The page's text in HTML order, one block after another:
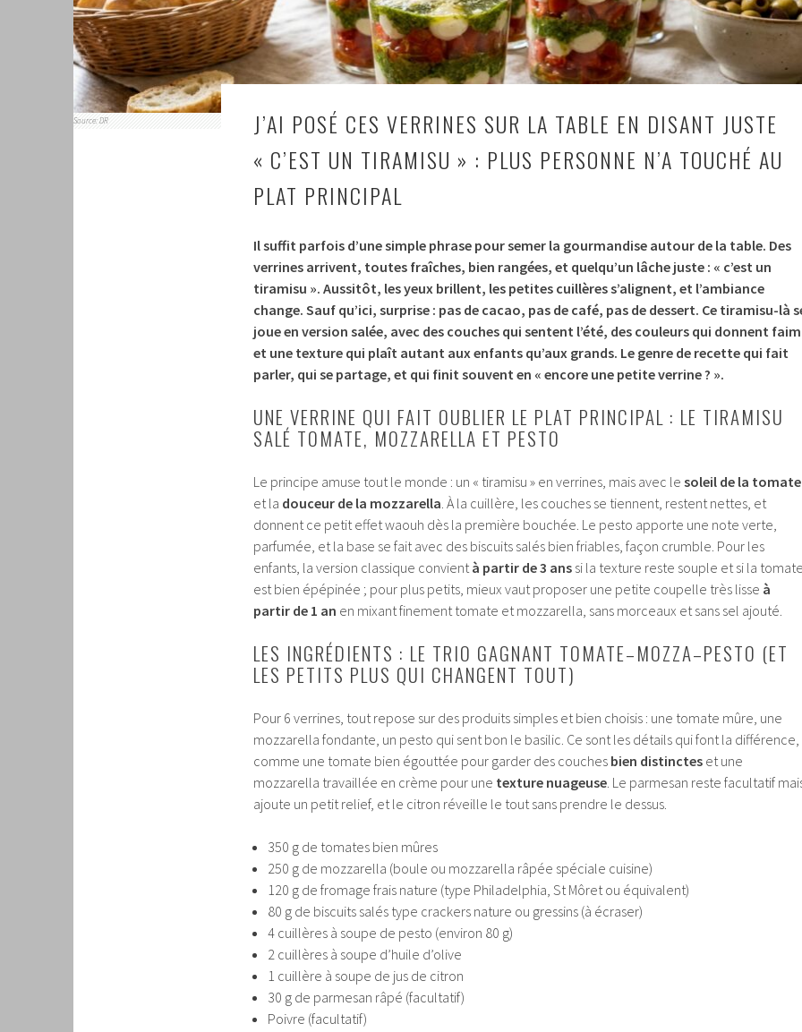
Source: DR
J’AI POSÉ CES VERRINES SUR LA TABLE EN DISANT JUSTE
« C’EST UN TIRAMISU » : PLUS PERSONNE N’A TOUCHÉ AU
PLAT PRINCIPAL
Il suffit parfois d’une simple phrase pour semer la gourmandise autour de la table. Des
verrines arrivent, toutes fraîches, bien rangées, et quelqu’un lâche juste : « c’est un
tiramisu ». Aussitôt, les yeux brillent, les petites cuillères s’alignent, et l’ambiance
change. Sauf qu’ici, surprise : pas de cacao, pas de café, pas de dessert. Ce tiramisu-là
joue en version salée, avec des couches qui sentent l’été, des couleurs qui donnent faim
et une texture qui plaît autant aux enfants qu’aux grands. Le genre de recette qui fait
parler, qui se partage, et qui finit souvent en « encore une petite verrine ? ».
UNE VERRINE QUI FAIT OUBLIER LE PLAT PRINCIPAL : LE TIRAMISU
SALÉ TOMATE, MOZZARELLA ET PESTO
Le principe amuse tout le monde : un « tiramisu » en verrines, mais avec le soleil de la tomate
et la douceur de la mozzarella. À la cuillère, les couches se tiennent, restent nettes, et
donnent ce petit effet waouh dès la première bouchée. Le pesto apporte une note verte,
parfumée, et la base se fait avec des biscuits salés bien friables, façon crumble. Pour les
enfants, la version classique convientà partir de 3 ans si la texture reste souple et si la
est bien épépinée ; pour plus petits, mieux vaut proposer une petite coupelle très lisse à
partir de 1 an en mixant finement tomate et mozzarella, sans morceaux et sans sel ajouté.
LES INGRÉDIENTS : LE TRIO GAGNANT TOMATE–MOZZA–PESTO (ET
LES PETITS PLUS QUI CHANGENT TOUT)
Pour 6 verrines, tout repose sur des produits simples et bien choisis : une tomate mûre, une
mozzarella fondante, un pesto qui sent bon le basilic. Ce sont les détails qui font la différence,
comme une tomate bien égouttée pour garder des couches bien distinctes et une
mozzarella travaillée en crème pour une texture nuageuse. Le parmesan reste facultatif
ajoute un petit relief, et le citron réveille le tout sans prendre le dessus.
350 g de tomates bien mûres
250 g de mozzarella (boule ou mozzarella râpée spéciale cuisine)
120 g de fromage frais nature (type Philadelphia, St Môret ou équivalent)
80 g de biscuits salés type crackers nature ou gressins (à écraser)
4 cuillères à soupe de pesto (environ 80 g)
2 cuillères à soupe d’huile d’olive
1 cuillère à soupe de jus de citron
30 g de parmesan râpé (facultatif)
Poivre (facultatif)